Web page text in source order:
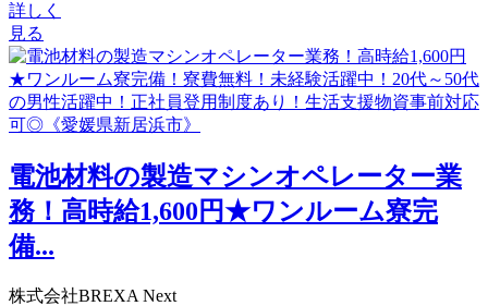
詳しく
見る
電池材料の製造マシンオペレーター業
務！高時給1,600円★ワンルーム寮完
備...
株式会社BREXA Next